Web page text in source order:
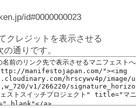
id#0000000023
クレジットを表示させる
通りです。